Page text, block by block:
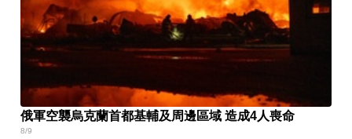
俄軍空襲烏克蘭首都基輔及周邊區域 造成4人喪命
8/9